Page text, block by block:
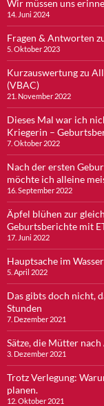
Wir müssen uns
14. Juni 2024
Fragen & Antworten
5. Oktober 2023
Kurzauswertung zu
(VBAC)
21. November 2022
Dieses Mal war ich
Kriegerin –
7. Oktober 2022
Nach der ersten
möchte ich alleine
16. September 2022
Äpfel blühen zur
Geburtsberichte mit
17. Juni 2022
Hauptsache im
5. April 2022
Das gibts doch nicht,
Stunden
7. Dezember 2021
Sätze, die Mütter
3. Dezember 2021
Trotz Verlegung:
planen.
12. Oktober 2021